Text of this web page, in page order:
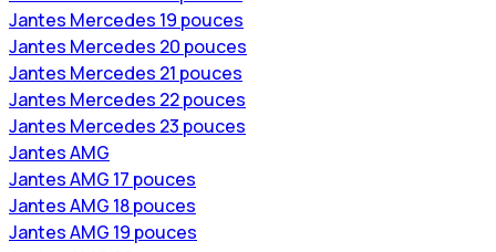
Jantes Mercedes 19 pouces
Jantes Mercedes 20 pouces
Jantes Mercedes 21 pouces
Jantes Mercedes 22 pouces
Jantes Mercedes 23 pouces
Jantes AMG
Jantes AMG 17 pouces
Jantes AMG 18 pouces
Jantes AMG 19 pouces